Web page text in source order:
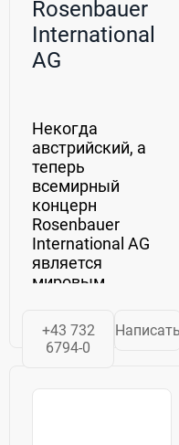
Rosenbauer
International
AG
Некогда
австрийский, а
теперь
всемирный
концерн
Rosenbauer
International AG
является
мировым
производстве
средств и
оборудования
пожаротушения,
+43 732
6794-0
Написать